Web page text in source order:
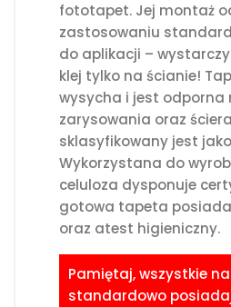
fototapet. Jej montaż
zastosowaniu
do aplikacji –
klej tylko na ścianie!
wysycha i jest odporna
zarysowania oraz
sklasyfikowany jest
Wykorzystana do
celuloza dysponuje
gotowa tapeta posiada
oraz atest higieniczny.
Pamiętaj, wszystkie
standardowo